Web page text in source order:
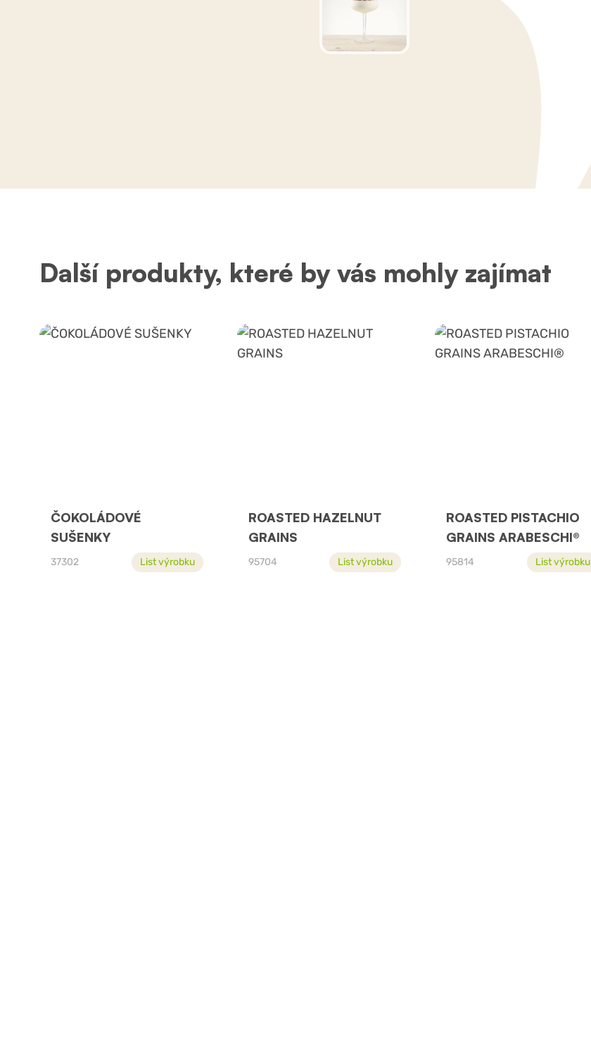
Další produkty, které by vás mohly zajímat
ČOKOLÁDOVÉ
SUŠENKY
37302 List výrobku
ROASTED HAZELNUT
GRAINS
95704 List výrobku
ROASTED PISTACHIO
GRAINS ARABESCHI®
95814 List výrobku